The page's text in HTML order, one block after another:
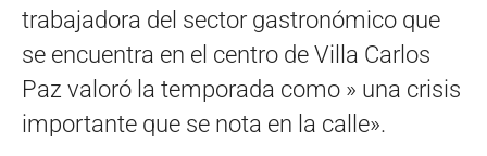
trabajadora del sector gastronómico que
se encuentra en el centro de Villa Carlos
Paz valoró la temporada como » una crisis
importante que se nota en la calle».